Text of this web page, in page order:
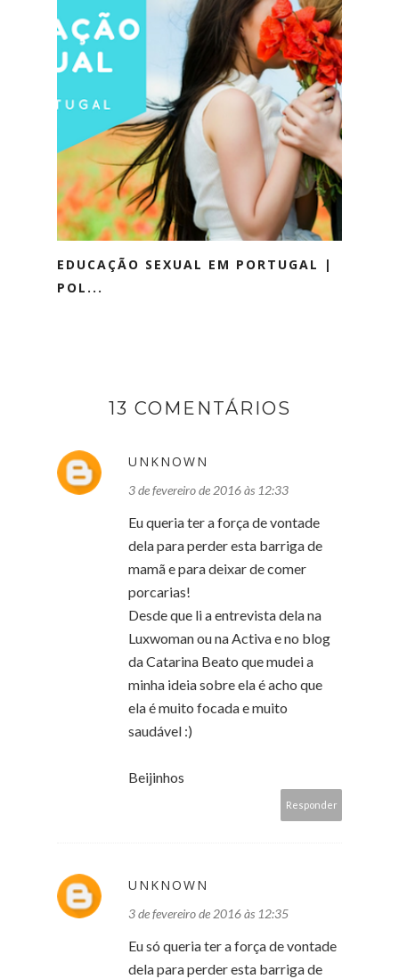
EDUCAÇÃO SEXUAL EM PORTUGAL |
POL...
13 COMENTÁRIOS
UNKNOWN
3 de fevereiro de 2016 às 12:33
Eu queria ter a força de vontade
dela para perder esta barriga de
mamã e para deixar de comer
porcarias!
Desde que li a entrevista dela na
Luxwoman ou na Activa e no blog
da Catarina Beato que mudei a
minha ideia sobre ela é acho que
ela é muito focada e muito
saudável :)
Beijinhos
Responder
UNKNOWN
3 de fevereiro de 2016 às 12:35
Eu só queria ter a força de vontade
dela para perder esta barriga de